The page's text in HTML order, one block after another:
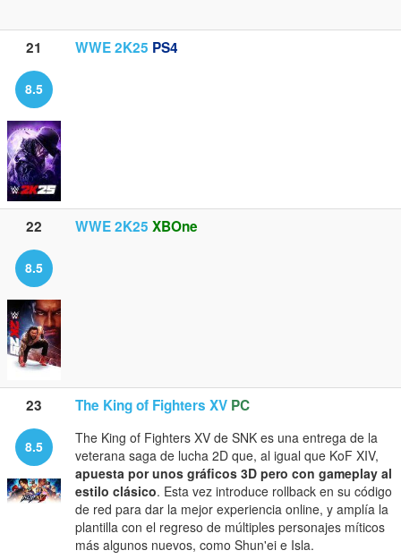
21 WWE 2K25 PS4
8.5
22 WWE 2K25 XBOne
8.5
23 The King of Fighters XV PC
8.5
The King of Fighters XV de SNK es una entrega de la
veterana saga de lucha 2D que, al igual que KoF XIV,
apuesta por unos gráficos 3D pero con gameplay al
estilo clásico. Esta vez introduce rollback en su código
de red para dar la mejor experiencia online, y amplía la
plantilla con el regreso de múltiples personajes míticos
más algunos nuevos, como Shun'ei e Isla.